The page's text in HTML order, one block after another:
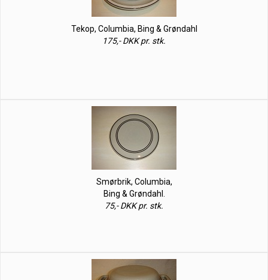
Tekop, Columbia, Bing & Grøndahl
175,- DKK pr. stk.
Smørbrik, Columbia,
Bing & Grøndahl.
75,- DKK pr. stk.